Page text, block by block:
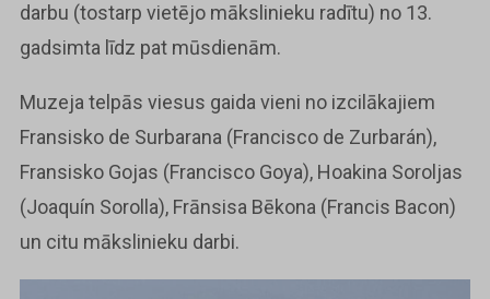
darbu (tostarp vietējo mākslinieku radītu) no 13.
gadsimta līdz pat mūsdienām.
Muzeja telpās viesus gaida vieni no izcilākajiem
Fransisko de Surbarana (Francisco de Zurbarán),
Fransisko Gojas (Francisco Goya), Hoakina Soroljas
(Joaquín Sorolla), Frānsisa Bēkona (Francis Bacon)
un citu mākslinieku darbi.